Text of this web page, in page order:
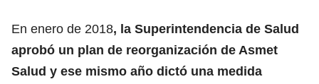
En enero de 2018, la Superintendencia de Salud
aprobó un plan de reorganización de Asmet
Salud y ese mismo año dictó una medida